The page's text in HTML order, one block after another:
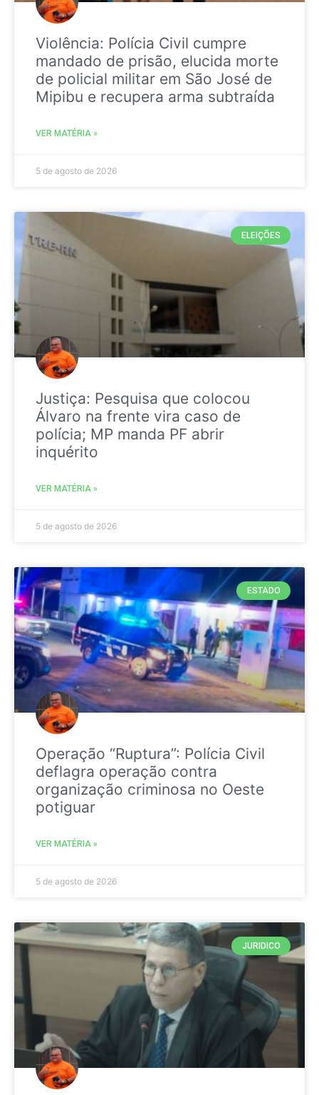
Violência: Polícia Civil cumpre
mandado de prisão, elucida morte
de policial militar em São José de
Mipibu e recupera arma subtraída
VER MATÉRIA »
5 de agosto de 2026
ELEIÇÕES
Justiça: Pesquisa que colocou
Álvaro na frente vira caso de
polícia; MP manda PF abrir
inquérito
VER MATÉRIA »
5 de agosto de 2026
ESTADO
Operação “Ruptura”: Polícia Civil
deflagra operação contra
organização criminosa no Oeste
potiguar
VER MATÉRIA »
5 de agosto de 2026
JURIDICO